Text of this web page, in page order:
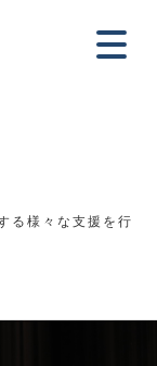
る様々な支援を行